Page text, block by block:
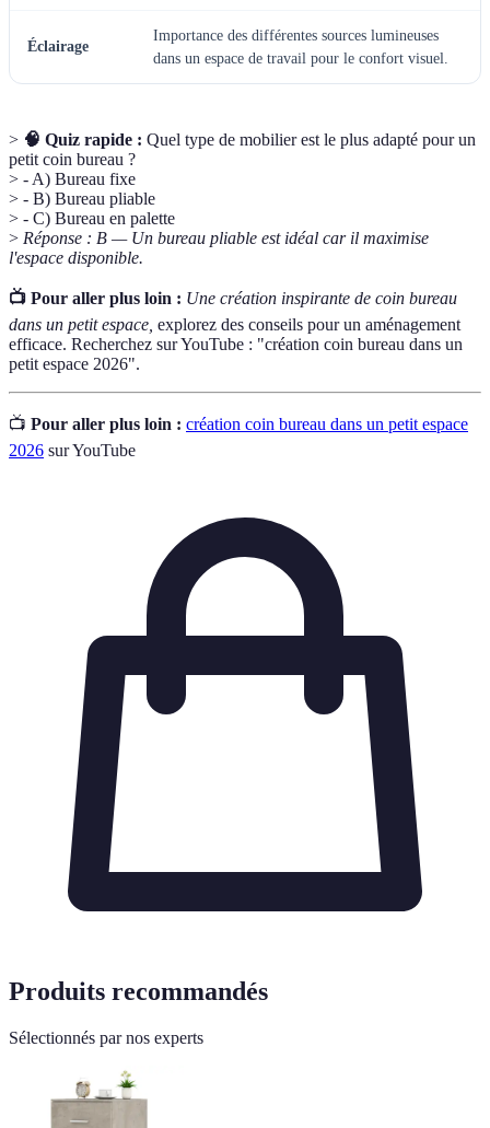
Éclairage
Importance des différentes sources lumineuses
dans un espace de travail pour le confort visuel.
> 🧠 Quiz rapide : Quel type de mobilier est le plus adapté pour un
petit coin bureau ?
> - A) Bureau fixe
> - B) Bureau pliable
> - C) Bureau en palette
> Réponse : B — Un bureau pliable est idéal car il maximise
l'espace disponible.
📺 Pour aller plus loin : Une création inspirante de coin bureau
dans un petit espace, explorez des conseils pour un aménagement
efficace. Recherchez sur YouTube : "création coin bureau dans un
petit espace 2026".
📺 Pour aller plus loin : création coin bureau dans un petit espace
2026 sur YouTube
Produits recommandés
Sélectionnés par nos experts